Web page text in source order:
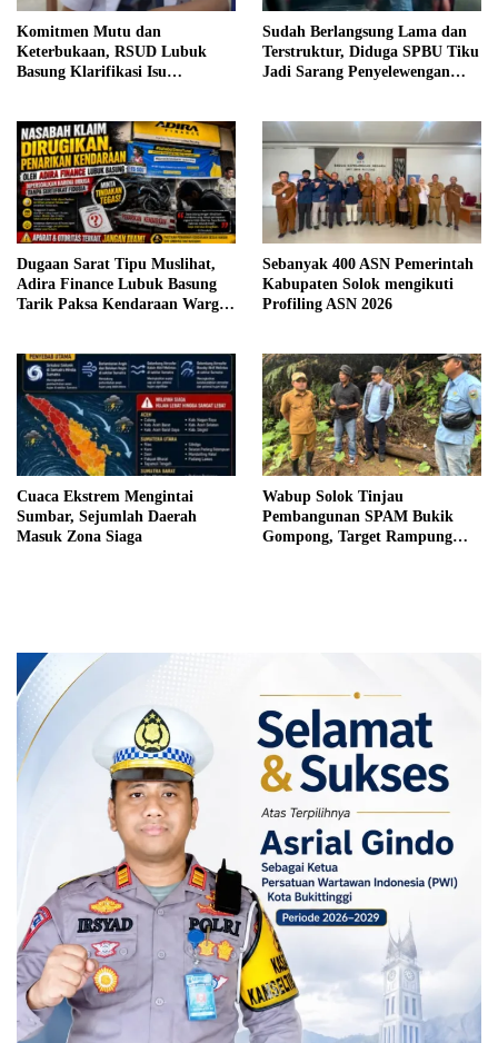
Komitmen Mutu dan
Keterbukaan, RSUD Lubuk
Basung Klarifikasi Isu
Sudah Berlangsung Lama dan
Terstruktur, Diduga SPBU Tiku
Jadi Sarang Penyelewengan
Dugaan Sarat Tipu Muslihat,
Adira Finance Lubuk Basung
Tarik Paksa Kendaraan Warga
Sebanyak 400 ASN Pemerintah
Kabupaten Solok mengikuti
Profiling ASN 2026
Cuaca Ekstrem Mengintai
Sumbar, Sejumlah Daerah
Masuk Zona Siaga
Wabup Solok Tinjau
Pembangunan SPAM Bukik
Gompong, Target Rampung